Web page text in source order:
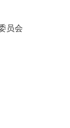
员会